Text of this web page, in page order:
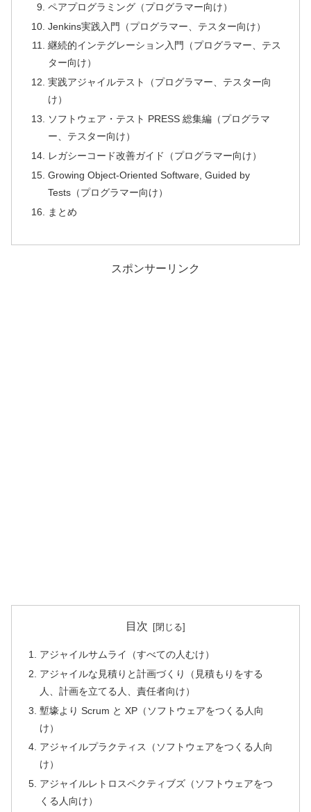
ペアプログラミング（プログラマー向け）
Jenkins実践入門（プログラマー、テスター向け）
継続的インテグレーション入門（プログラマー、テス
ター向け）
実践アジャイルテスト（プログラマー、テスター向
け）
ソフトウェア・テスト PRESS 総集編（プログラマ
ー、テスター向け）
レガシーコード改善ガイド（プログラマー向け）
Growing Object-Oriented Software, Guided by
Tests（プログラマー向け）
まとめ
スポンサーリンク
目次
アジャイルサムライ（すべての人むけ）
アジャイルな見積りと計画づくり（見積もりをする
人、計画を立てる人、責任者向け）
塹壕より Scrum と XP（ソフトウェアをつくる人向
け）
アジャイルプラクティス（ソフトウェアをつくる人向
け）
アジャイルレトロスペクティブズ（ソフトウェアをつ
くる人向け）